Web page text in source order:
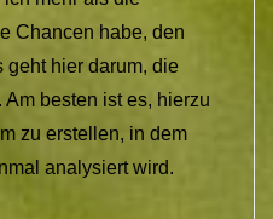
Chancen habe, den
geht hier darum, die
besten ist es, hierzu
zu erstellen, in dem
analysiert wird.